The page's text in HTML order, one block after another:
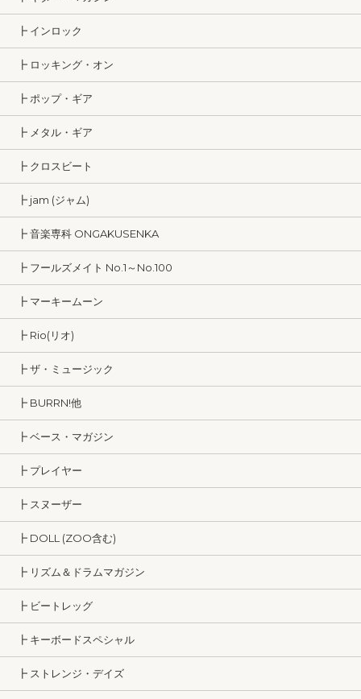
┣ インロック
┣ ロッキング・オン
┣ ポップ・ギア
┣ メタル・ギア
┣ クロスビート
┣ jam (ジャム)
┣ 音楽専科 ONGAKUSENKA
┣ フールズメイト No.1～No.100
┣ マーキームーン
┣ Rio(リオ)
┣ ザ・ミュージック
┣ BURRN!他
┣ ベース・マガジン
┣ プレイヤー
┣ スヌーザー
┣ DOLL (ZOO含む)
┣ リズム＆ドラムマガジン
┣ ビートレッグ
┣ キーボードスペシャル
┣ ストレンジ・デイズ